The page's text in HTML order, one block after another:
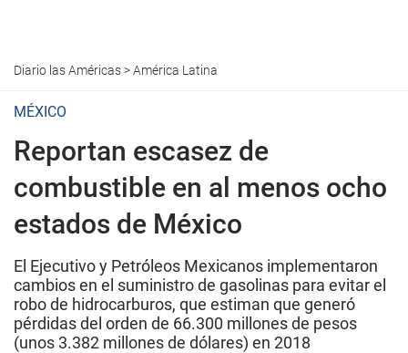
Diario las Américas>América Latina
MÉXICO
Reportan escasez de
combustible en al menos ocho
estados de México
El Ejecutivo y Petróleos Mexicanos implementaron
cambios en el suministro de gasolinas para evitar el
robo de hidrocarburos, que estiman que generó
pérdidas del orden de 66.300 millones de pesos
(unos 3.382 millones de dólares) en 2018